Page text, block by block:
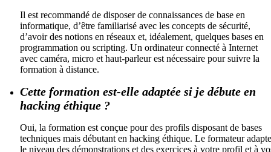
Il est recommandé de disposer de connaissances de base en
informatique, d’être familiarisé avec les concepts de sécurité,
d’avoir des notions en réseaux et, idéalement, quelques bases en
programmation ou scripting. Un ordinateur connecté à Internet
avec caméra, micro et haut-parleur est nécessaire pour suivre la
formation à distance.
Cette formation est-elle adaptée si je débute en
hacking éthique ?
Oui, la formation est conçue pour des profils disposant de bases
techniques mais débutant en hacking éthique. Le formateur adapte
le niveau des démonstrations et des exercices à votre profil et à